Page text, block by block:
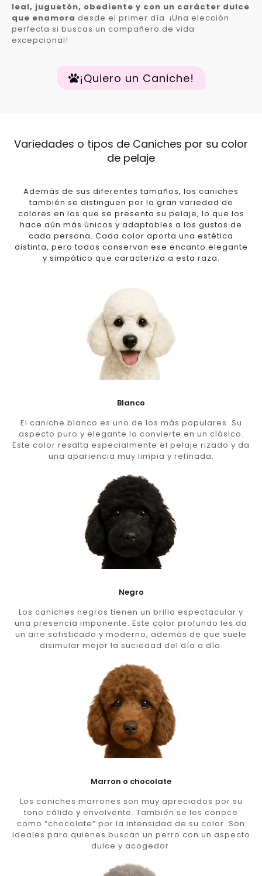
leal, juguetón, obediente y con un carácter dulce
que enamora desde el primer día. ¡Una elección
perfecta si buscas un compañero de vida
excepcional!
¡Quiero un Caniche!
Variedades o tipos de Caniches por su color
de pelaje
Además de sus diferentes tamaños, los caniches
también se distinguen por la gran variedad de
colores en los que se presenta su pelaje, lo que los
hace aún más únicos y adaptables a los gustos de
cada persona. Cada color aporta una estética
distinta, pero todos conservan ese encanto elegante
y simpático que caracteriza a esta raza.
Blanco
El caniche blanco es uno de los más populares. Su
aspecto puro y elegante lo convierte en un clásico.
Este color resalta especialmente el pelaje rizado y da
una apariencia muy limpia y refinada.
Negro
Los caniches negros tienen un brillo espectacular y
una presencia imponente. Este color profundo les da
un aire sofisticado y moderno, además de que suele
disimular mejor la suciedad del día a día.
Marron o chocolate
Los caniches marrones son muy apreciados por su
tono cálido y envolvente. También se les conoce
como “chocolate” por la intensidad de su color. Son
ideales para quienes buscan un perro con un aspecto
dulce y acogedor.